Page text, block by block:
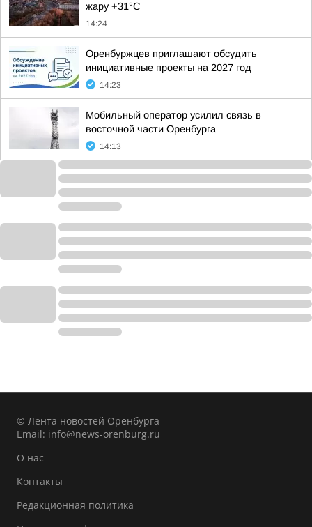
жару +31°С
14:24
Оренбуржцев приглашают обсудить
инициативные проекты на 2027 год
14:23
Мобильный оператор усилил связь в
восточной части Оренбурга
14:13
© Лента новостей Оренбурга
Email: info@news-orenburg.ru
О нас
Контакты
Редакционная политика